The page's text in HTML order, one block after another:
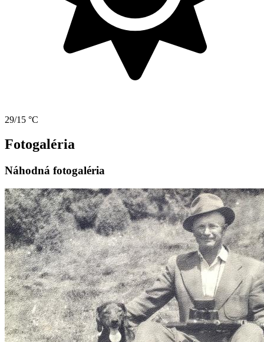
29/15 °C
Fotogaléria
Náhodná fotogaléria